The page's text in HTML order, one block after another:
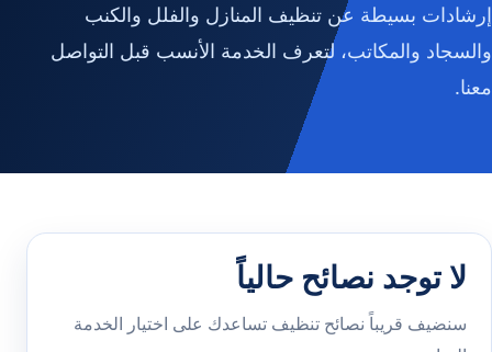
إرشادات بسيطة عن تنظيف المنازل والفلل والكنب
والسجاد والمكاتب، لتعرف الخدمة الأنسب قبل التواصل
معنا.
لا توجد نصائح حالياً
سنضيف قريباً نصائح تنظيف تساعدك على اختيار الخدمة